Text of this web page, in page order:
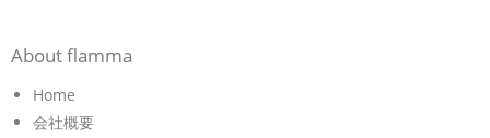
About flamma
Home
会社概要